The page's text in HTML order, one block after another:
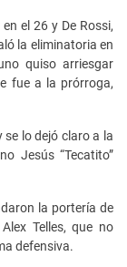
el 26 y De Rossi,
la eliminatoria en
quiso arriesgar
fue a la prórroga,
lo dejó claro a la
Jesús “Tecatito”
la portería de
Telles, que no
defensiva.